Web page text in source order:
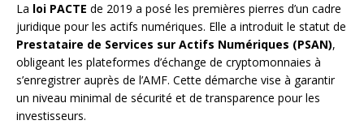
La loi PACTE de 2019 a posé les premières pierres d’un cadre
juridique pour les actifs numériques. Elle a introduit le statut de
Prestataire de Services sur Actifs Numériques (PSAN),
obligeant les plateformes d’échange de cryptomonnaies à
s’enregistrer auprès de l’AMF. Cette démarche vise à garantir
un niveau minimal de sécurité et de transparence pour les
investisseurs.